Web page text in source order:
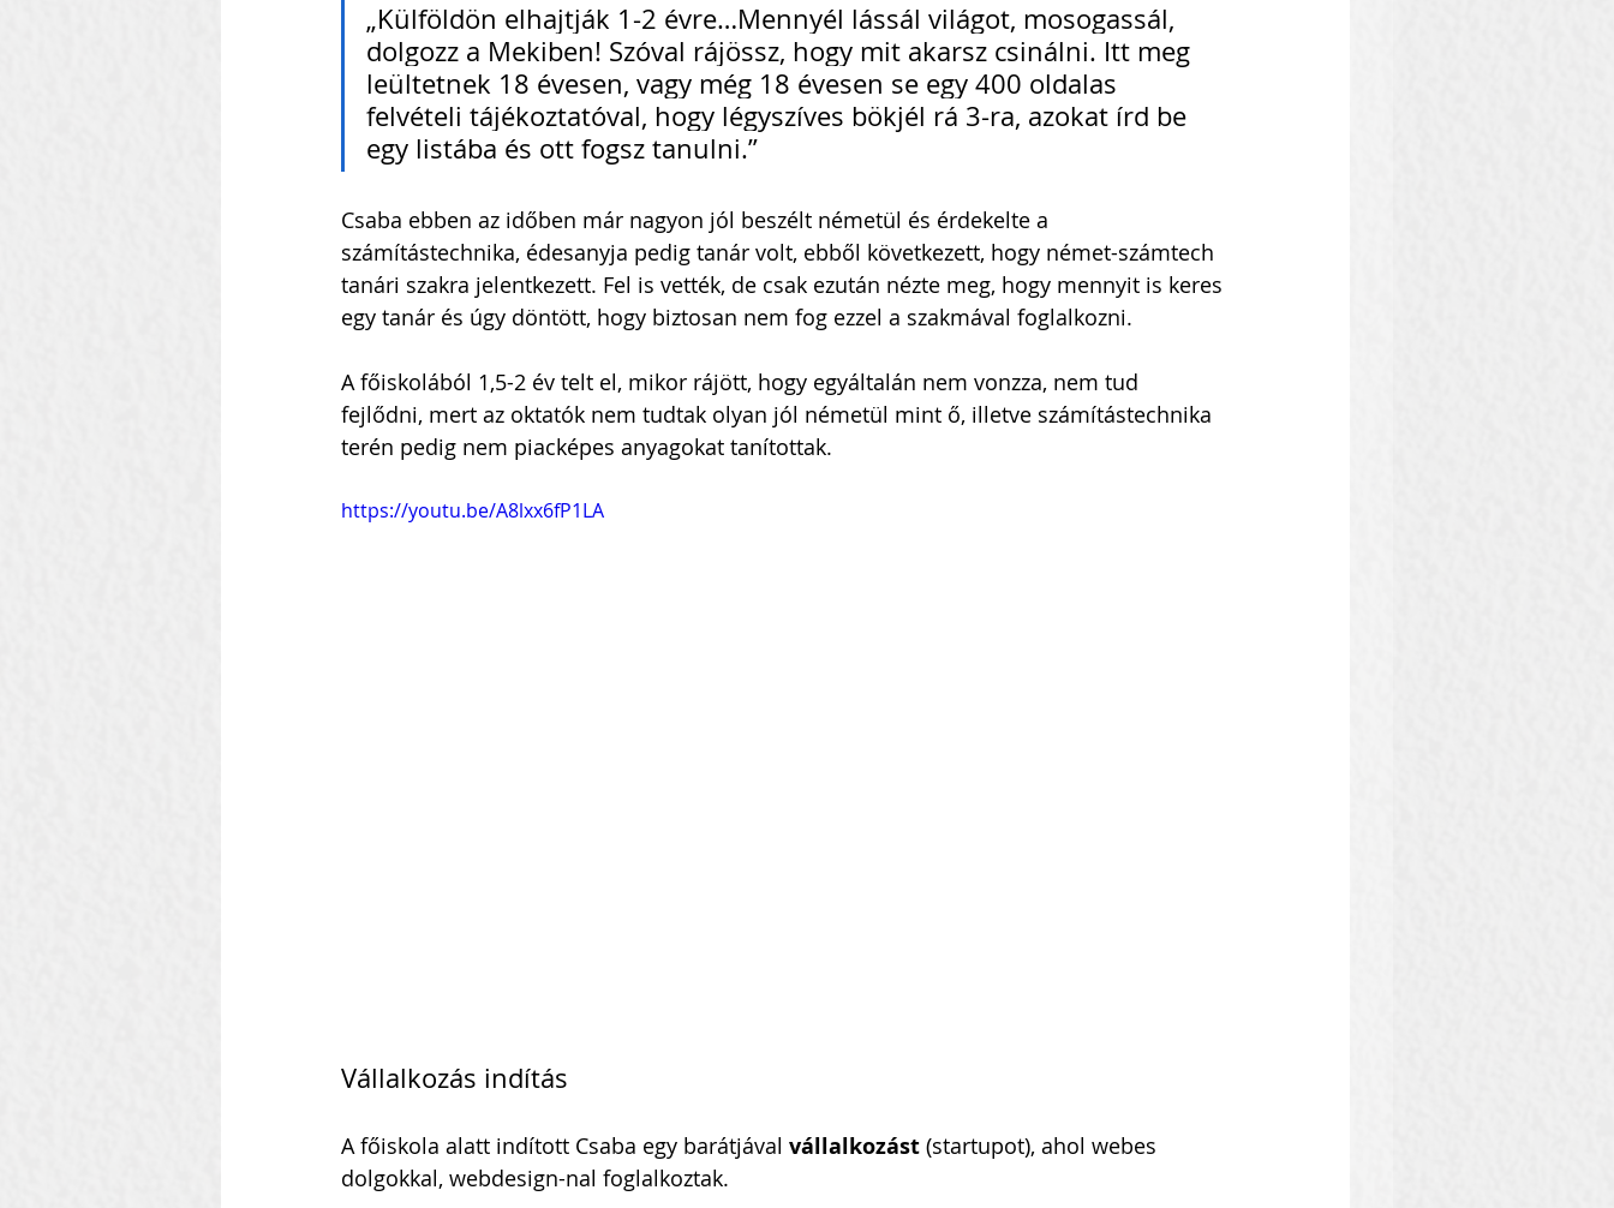
„Külföldön elhajtják 1-2 évre…Mennyél lássál világot, mosogassál,
dolgozz a Mekiben! Szóval rájössz, hogy mit akarsz csinálni. Itt meg
leültetnek 18 évesen, vagy még 18 évesen se egy 400 oldalas
felvételi tájékoztatóval, hogy légyszíves bökjél rá 3-ra, azokat írd be
egy listába és ott fogsz tanulni.”
Csaba ebben az időben már nagyon jól beszélt németül és érdekelte a
számítástechnika, édesanyja pedig tanár volt, ebből következett, hogy német-számtech
tanári szakra jelentkezett. Fel is vették, de csak ezután nézte meg, hogy mennyit is keres
egy tanár és úgy döntött, hogy biztosan nem fog ezzel a szakmával foglalkozni.
A főiskolából 1,5-2 év telt el, mikor rájött, hogy egyáltalán nem vonzza, nem tud
fejlődni, mert az oktatók nem tudtak olyan jól németül mint ő, illetve számítástechnika
terén pedig nem piacképes anyagokat tanítottak.
https://youtu.be/A8lxx6fP1LA
Vállalkozás indítás
A főiskola alatt indított Csaba egy barátjával vállalkozást (startupot), ahol webes
dolgokkal, webdesign-nal foglalkoztak.